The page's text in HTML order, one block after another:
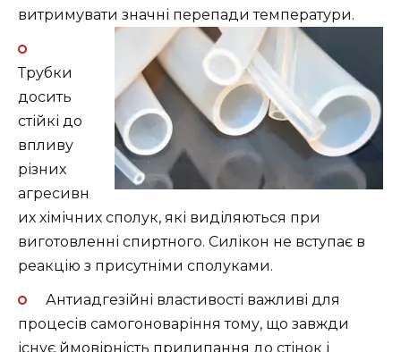
витримувати значні перепади температури.
Трубки
досить
стійкі до
впливу
різних
агресивн
их хімічних сполук, які виділяються при
виготовленні спиртного. Силікон не вступає в
реакцію з присутніми сполуками.
Антиадгезійні властивості важливі для
процесів самогоноваріння тому, що завжди
існує ймовірність прилипання до стінок і